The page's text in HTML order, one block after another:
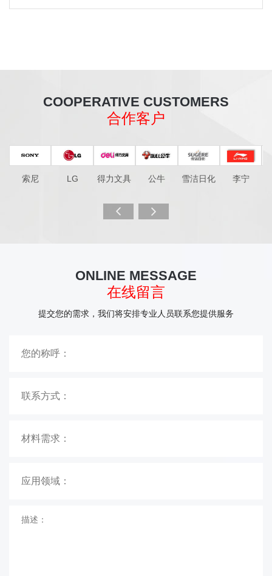
COOPERATIVE CUSTOMERS
合作客户
索尼 LG 得力文具 公牛 雪洁日化 李宁
 
ONLINE MESSAGE
在线留言
提交您的需求，我们将安排专业人员联系您提供服务